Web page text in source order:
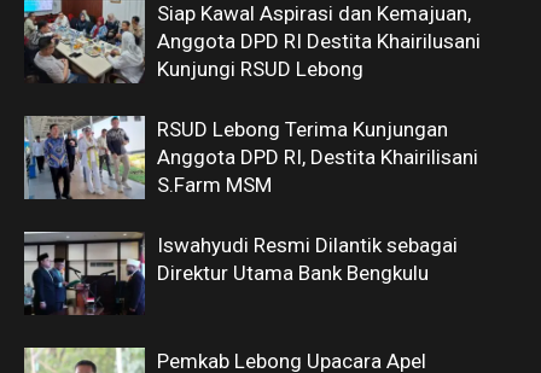
Siap Kawal Aspirasi dan Kemajuan,
Anggota DPD RI Destita Khairilusani
Kunjungi RSUD Lebong
RSUD Lebong Terima Kunjungan
Anggota DPD RI, Destita Khairilisani
S.Farm MSM
Iswahyudi Resmi Dilantik sebagai
Direktur Utama Bank Bengkulu
Pemkab Lebong Upacara Apel